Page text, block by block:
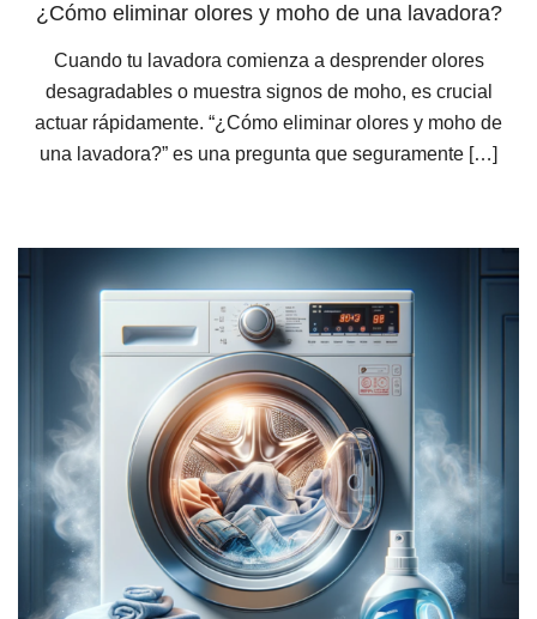
¿Cómo eliminar olores y moho de una lavadora?
Cuando tu lavadora comienza a desprender olores
desagradables o muestra signos de moho, es crucial
actuar rápidamente. “¿Cómo eliminar olores y moho de
una lavadora?” es una pregunta que seguramente […]